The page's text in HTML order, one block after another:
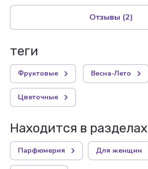
Отзывы (2)
теги
Фруктовые Весна-Лето
Цветочные
Находится в разделах
Парфюмерия Для женщин